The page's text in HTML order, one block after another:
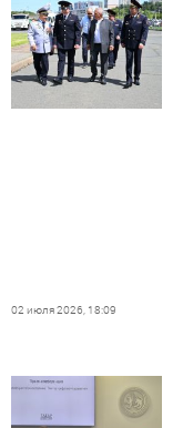
02 июля 2026, 18:09